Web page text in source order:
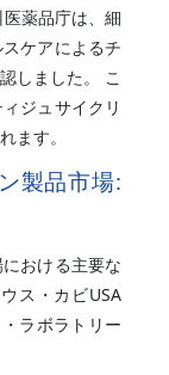
薬品庁は、細
ケアによるチ
しました。 こ
ジュサイクリ
ます。
製品市場:
おける主要な
ス・カビUSA
ラボラトリー